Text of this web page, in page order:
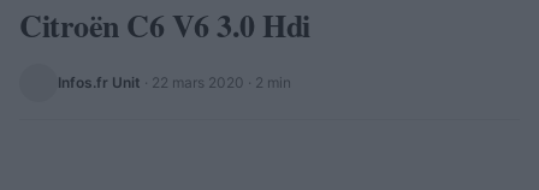
Citroën C6 V6 3.0 Hdi
Infos.fr Unit · 22 mars 2020 · 2 min